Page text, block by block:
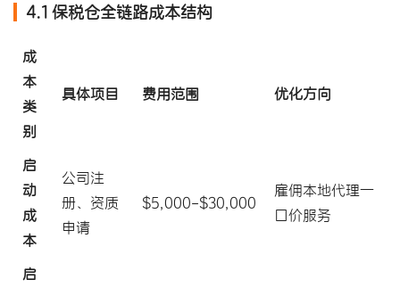
4.1 保税仓全链路成本结构
成
本
类
别
具体项目 费用范围 优化方向
启
动
成
本
公司注
册、资质
申请
$5,000-$30,000
雇佣本地代理一
口价服务
启